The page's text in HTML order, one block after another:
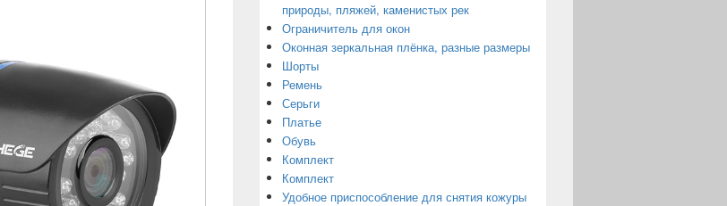
природы, пляжей, каменистых рек
Ограничитель для окон
Оконная зеркальная плёнка, разные размеры
Шорты
Ремень
Серьги
Платье
Обувь
Комплект
Комплект
Удобное приспособление для снятия кожуры